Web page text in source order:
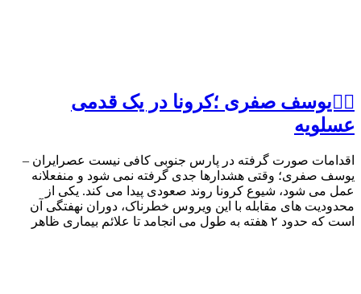
✍🏻یوسف صفرى ؛کرونا در یک قدمی
عسلویه
اقدامات صورت گرفته در پارس جنوبی کافی نیست عصرایران –
یوسف صفری؛ وقتی هشدارها جدی گرفته نمی شود و منفعلانه
عمل می شود، شیوع کرونا روند صعودی پیدا می کند. یکی از
محدودیت های مقابله با این ویروس خطرناک، دوران نهفتگی آن
است که حدود ۲ هفته به طول می انجامد تا علائم بیماری ظاهر